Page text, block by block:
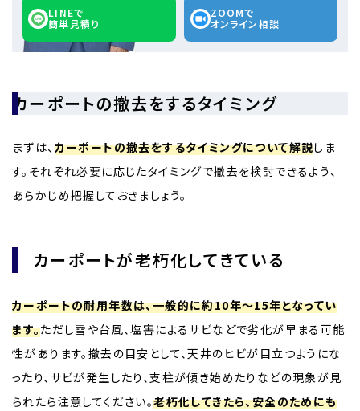
LINEで
簡単見積り
ZOOMで
オンライン相談
カーポートの撤去をするタイミング
まずは、 カーポートの撤去をするタイミングについて解説しま
す。それぞれ必要に応じたタイミングで撤去を検討できるよう、
あらかじめ把握しておきましょう。
カーポートが老朽化してきている
カーポートの耐用年数は、一般的に約10年～15年となってい
ます。ただし雪や台風、塩害によるサビなどで劣化が早まる可能
性があります。撤去の目安として、天井のヒビが目立つようにな
ったり、サビが発生したり、支柱が傾き始めたりなどの現象が見
られたら注意してください。老朽化してきたら、安全のためにも